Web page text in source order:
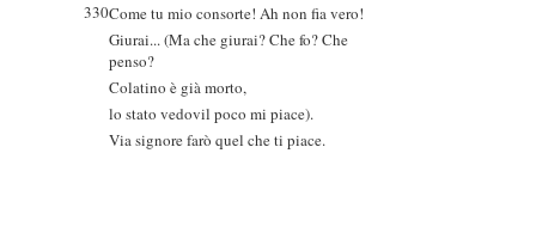
330Come tu mio consorte! Ah non fia vero!
Giurai... (Ma che giurai? Che fo? Che
penso?
Colatino è già morto,
lo stato vedovil poco mi piace).
Via signore farò quel che ti piace.